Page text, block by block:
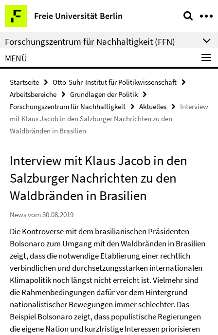
Springe
direkt
zu
Inhalt
Freie Universität Berlin
Service-
Navigation
Forschungszentrum für Nachhaltigkeit (FFN)
MENÜ
Startseite
Otto-Suhr-Institut für Politikwissenschaft
Arbeitsbereiche
Grundlagen der Politik
Forschungszentrum für Nachhaltigkeit
Aktuelles
Interview
mit Klaus Jacob in den Salzburger Nachrichten zu den
Waldbränden in Brasilien
Interview mit Klaus Jacob in den
Salzburger Nachrichten zu den
Waldbränden in Brasilien
News vom 30.08.2019
Die Kontroverse mit dem brasilianischen Präsidenten
Bolsonaro zum Umgang mit den Waldbränden in Brasilien
zeigt, dass die notwendige Etablierung einer rechtlich
verbindlichen und durchsetzungsstarken internationalen
Klimapolitik noch längst nicht erreicht ist. Vielmehr sind
die Rahmenbedingungen dafür vor dem Hintergrund
nationalistischer Bewegungen immer schlechter. Das
Beispiel Bolsonaro zeigt, dass populistische Regierungen
die eigene Nation und kurzfristige Interessen priorisieren